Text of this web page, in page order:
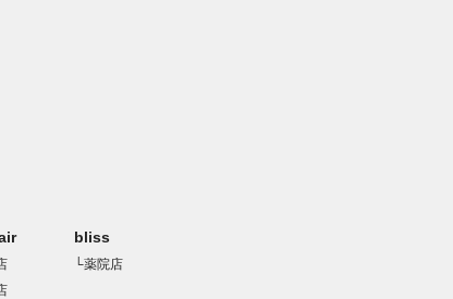
bliss
└薬院店